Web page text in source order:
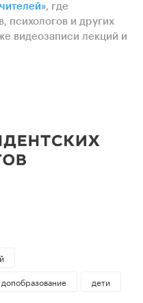
, где
психологов и других
видеозаписи лекций и
допобразование дети